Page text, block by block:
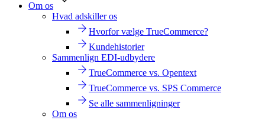
Om os
Hvad adskiller os
Hvorfor vælge TrueCommerce?
Kundehistorier
Sammenlign EDI-udbydere
TrueCommerce vs. Opentext
TrueCommerce vs. SPS Commerce
Se alle sammenligninger
Om os